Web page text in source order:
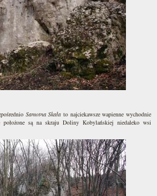
Samotna Skałato najciekawsze wapienne wychodnie
są na skraju Doliny Kobylańskiej niedaleko wsi